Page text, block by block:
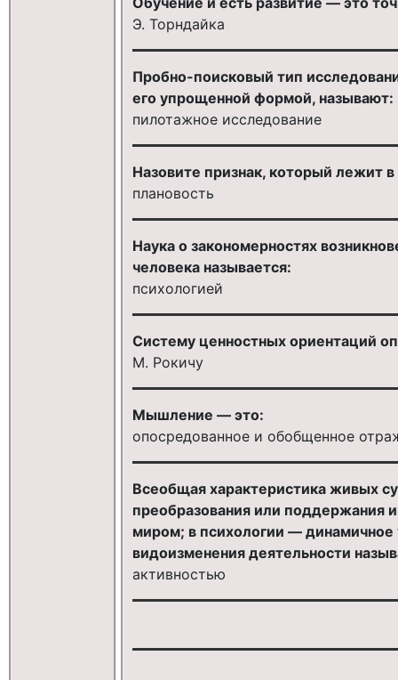
Э. Торндайка
Пробно-поисковый тип
его упрощенной формой, называют:
пилотажное исследование
Назовите признак, который лежит
плановость
Наука о закономерностях
человека называется:
психологией
Систему ценностных ориентаций
М. Рокичу
Мышление — это:
опосредованное и обобщенное
Всеобщая характеристика живых
преобразования или
миром; в психологии — динамичное
видоизменения деятельности
активностью